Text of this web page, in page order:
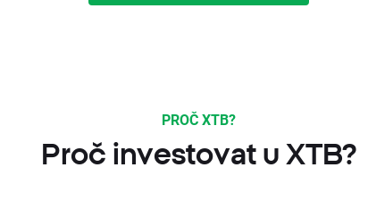
PROČ XTB?
Proč investovat u XTB?